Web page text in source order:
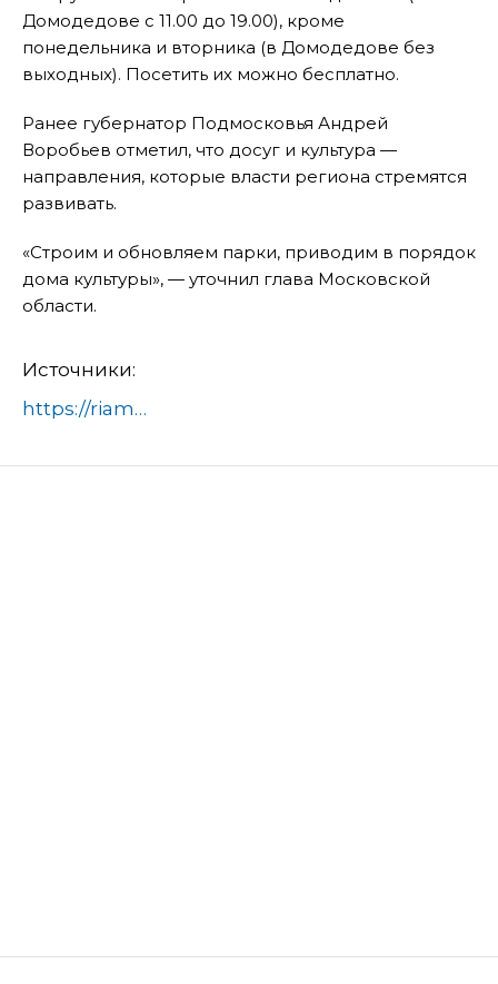
Домодедове с 11.00 до 19.00), кроме
понедельника и вторника (в Домодедове без
выходных). Посетить их можно бесплатно.
Ранее губернатор Подмосковья Андрей
Воробьев отметил, что досуг и культура —
направления, которые власти региона стремятся
развивать.
«Строим и обновляем парки, приводим в порядок
дома культуры», — уточнил глава Московской
области.
Источники:
https://riamo.ru/news/kultura/karusel-v-odintsovo-voshla-v-trojku-samyh-poseschaemyh-v-podmoskove/